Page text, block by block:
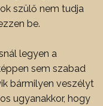
szülő nem tudja
be.
legyen a
sem szabad
bármilyen veszélyt
ugyanakkor, hogy